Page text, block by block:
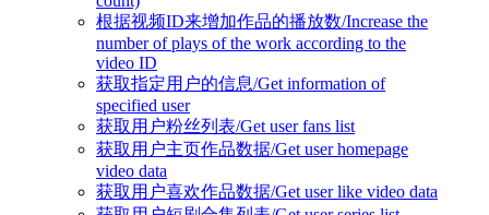
根据视频ID来增加作品的播放数/Increase the
number of plays of the work according to the
video ID
获取指定用户的信息/Get information of
specified user
获取用户粉丝列表/Get user fans list
获取用户主页作品数据/Get user homepage
video data
获取用户喜欢作品数据/Get user like video data